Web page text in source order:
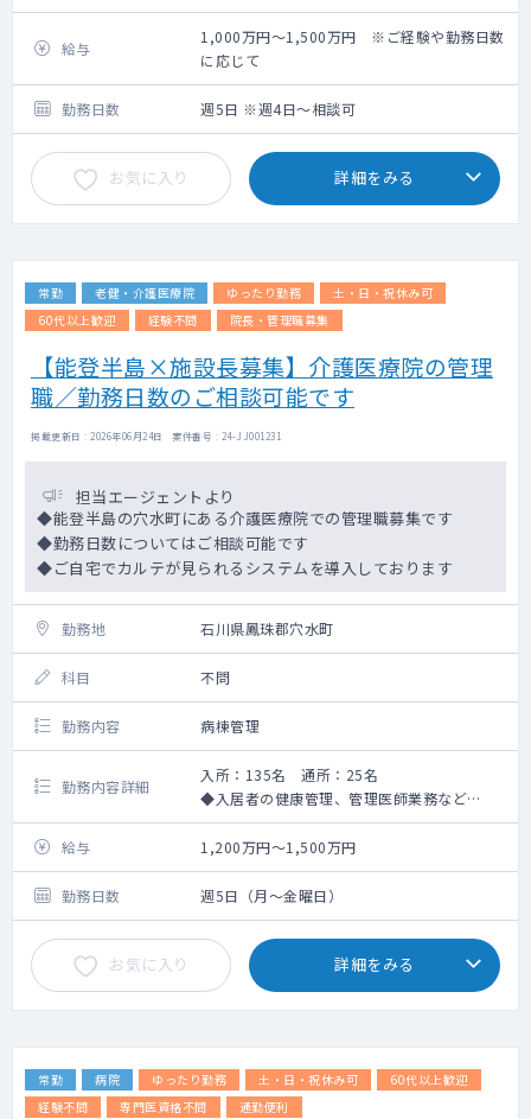
【勤務内容】
小児科外来
1カ月健診、9ヶ月健診といった健診業務
予防接種（BCG、ロタ、各予防接種など）
入院中の新生児管理など
【主な症例】
感冒、クループ、気管支炎など
アレルギー（アトピー性皮膚炎、気管支喘息
など）
当院出生の新生児疾患
健康診断
給与
1,000万円～1,500万円 ※ご経験や勤務日数
に応じて
勤務日数 週5日 ※週4日～相談可
お気に入り 詳細をみる
常勤 老健・介護医療院 ゆったり勤務
土・日・祝休み可
60代以上歓迎
経験不問 院長・管理職募集
【能登半島×施設長募集】介護医療院の管理
職／勤務日数のご相談可能です
掲載更新日 : 2026年06月24日 案件番号 : 24-JJ001231
担当エージェントより
◆能登半島の穴水町にある介護医療院での管理職募集です
◆勤務日数についてはご相談可能です
◆ご自宅でカルテが見られるシステムを導入しております
勤務地 石川県鳳珠郡穴水町
科目 不問
勤務内容 病棟管理
勤務内容詳細
入所：135名 通所：25名
◆入居者の健康管理、管理医師業務など
※能登半島地震の復興支援をご依頼する場合
がございます。
給与 1,200万円～1,500万円
勤務日数 週5日（月～金曜日）
お気に入り 詳細をみる
常勤 病院 ゆったり勤務 土・日・祝休み可
60代以上歓迎
経験不問
専門医資格不問 通勤便利